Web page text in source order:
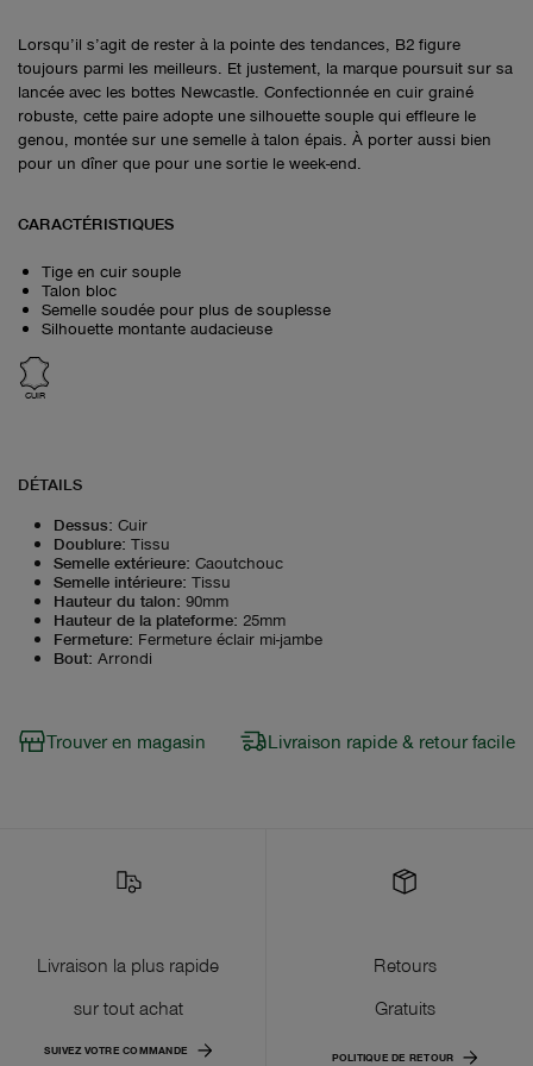
Lorsqu’il s’agit de rester à la pointe des tendances, B2 figure
toujours parmi les meilleurs. Et justement, la marque poursuit sur sa
lancée avec les bottes Newcastle. Confectionnée en cuir grainé
robuste, cette paire adopte une silhouette souple qui effleure le
genou, montée sur une semelle à talon épais. À porter aussi bien
pour un dîner que pour une sortie le week-end.
CARACTÉRISTIQUES
Tige en cuir souple
Talon bloc
Semelle soudée pour plus de souplesse
Silhouette montante audacieuse
CUIR
DÉTAILS
Dessus: Cuir
Doublure: Tissu
Semelle extérieure: Caoutchouc
Semelle intérieure: Tissu
Hauteur du talon: 90mm
Hauteur de la plateforme: 25mm
Fermeture: Fermeture éclair mi-jambe
Bout: Arrondi
Trouver en magasin Livraison rapide & retour facile
Livraison la plus rapide
sur tout achat
SUIVEZ VOTRE COMMANDE
Retours
Gratuits
POLITIQUE DE RETOUR